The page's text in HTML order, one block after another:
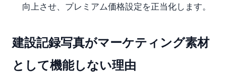
向上させ、プレミアム価格設定を正当化します。
建設記録写真がマーケティング素材
として機能しない理由